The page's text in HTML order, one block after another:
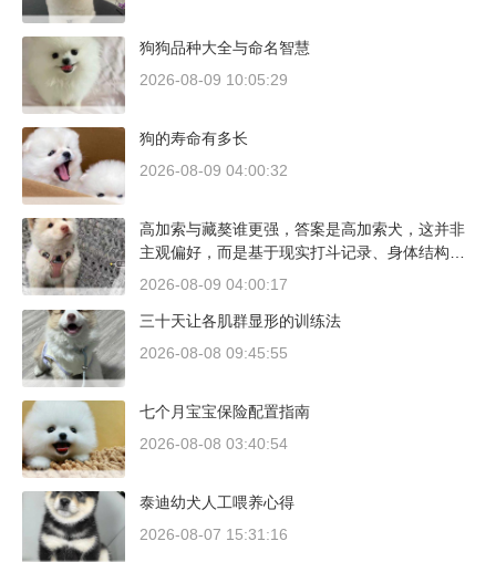
狗狗品种大全与命名智慧
2026-08-09 10:05:29
狗的寿命有多长
2026-08-09 04:00:32
高加索与藏獒谁更强，答案是高加索犬，这并非
主观偏好，而是基于现实打斗记录、身体结构与
工作性能得出的结论。若将两者置于同等体重级
犬拥有压倒性的胜率。
2026-08-09 04:00:17
三十天让各肌群显形的训练法
2026-08-08 09:45:55
七个月宝宝保险配置指南
2026-08-08 03:40:54
泰迪幼犬人工喂养心得
2026-08-07 15:31:16